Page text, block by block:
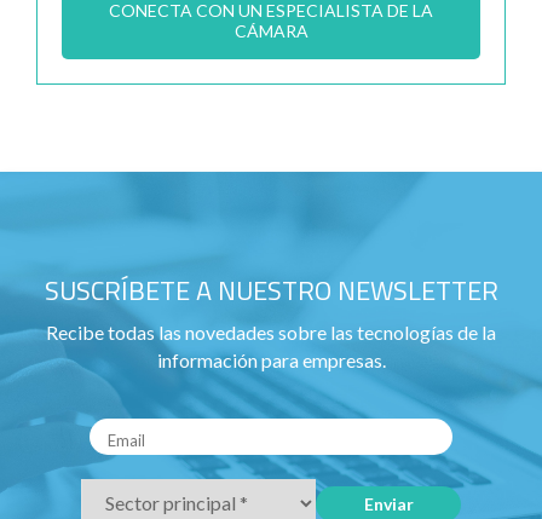
CONECTA CON UN ESPECIALISTA DE LA
CÁMARA
SUSCRÍBETE A NUESTRO NEWSLETTER
Recibe todas las novedades sobre las tecnologías de la
información para empresas.